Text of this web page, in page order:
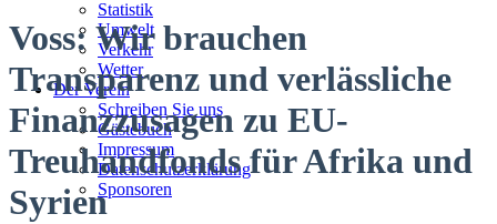
Statistik
Umwelt
Verkehr
Wetter
Der Verein
Schreiben Sie uns
Gästebuch
Impressum
Datenschutzerklärung
Sponsoren
Voss: Wir brauchen
Transparenz und verlässliche
Finanzzusagen zu EU-
Treuhandfonds für Afrika und
Syrien